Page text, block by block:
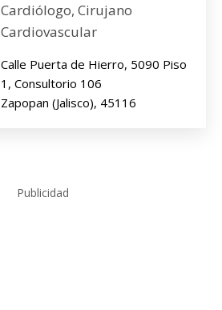
Cardiólogo, Cirujano
Cardiovascular
Calle Puerta de Hierro, 5090 Piso
1, Consultorio 106
Zapopan (Jalisco), 45116
Publicidad